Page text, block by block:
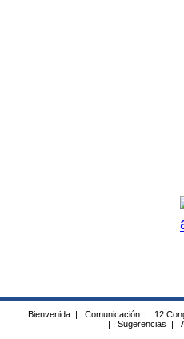
Bienvenida | Comunicación | 12
|
Sugerencias |